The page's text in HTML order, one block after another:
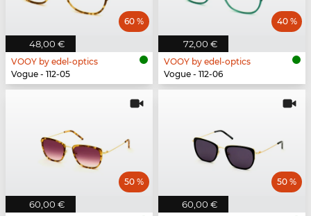
48,00 €
60 %
VOOY by edel-optics
Vogue - 112-05
72,00 €
40 %
VOOY by edel-optics
Vogue - 112-06
60,00 €
50 %
60,00 €
50 %